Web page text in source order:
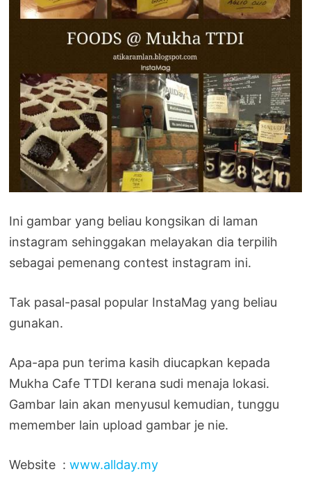
Ini gambar yang beliau kongsikan di laman
instagram sehinggakan melayakan dia terpilih
sebagai pemenang contest instagram ini.
Tak pasal-pasal popular InstaMag yang beliau
gunakan.
Apa-apa pun terima kasih diucapkan kepada
Mukha Cafe TTDI kerana sudi menaja lokasi.
Gambar lain akan menyusul kemudian, tunggu
memember lain upload gambar je nie.
Website :www.allday.my